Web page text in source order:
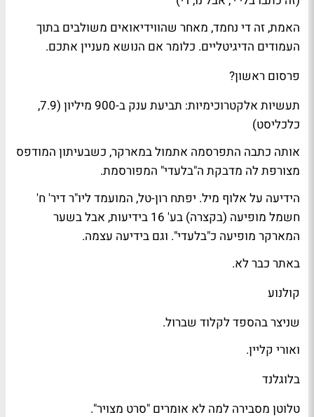
האמת, זה די נחמד, מאחר שהווידיאואים משולבים בתוך
העמודים הדיגיטליים. כלומר אם הנושא מעניין אתכם.
פרסום ראשון?
תעשיות אלקטרוכימיות: תביעת ענק ב-900 מיליון (7.9,
כלכליסט)
אותה כתבה התפרסמה אתמול במארקר, כשבעיתון המודפס
מצורפת לה מדבקת ה"בלעדי" המפורסמת.
הידיעה על אלוף מיל. יפתח רון-טל, המועמד ליו"ר דיר' ח'
חשמל מופיעה (בקצרה) בע' 16 ב
ידיעות, אבל בשער
המארקר מופיעה כ"בלעדי". וגם בידיעה עצמה.
באתר כברלא.
קולנוע
שניצרבהספדלקלוד שברול.
ואורי קליין.
בלוגלנד
טלוטן מסבירה למה לא אומרים "סרט מצויר".